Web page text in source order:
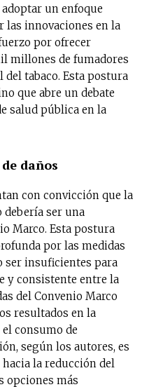
un enfoque
las innovaciones en la
por ofrecer
millones de fumadores
tabaco. Esta postura
que abre un debate
salud pública en la
daños
con convicción que la
debería ser una
Marco. Esta postura
por las medidas
ser insuficientes para
y consistente entre la
del Convenio Marco
resultados en la
consumo de
según los autores, es
la reducción del
opciones más